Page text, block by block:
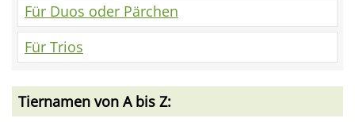
Für Duos oder Pärchen
Für Trios
Tiernamen von A bis Z: